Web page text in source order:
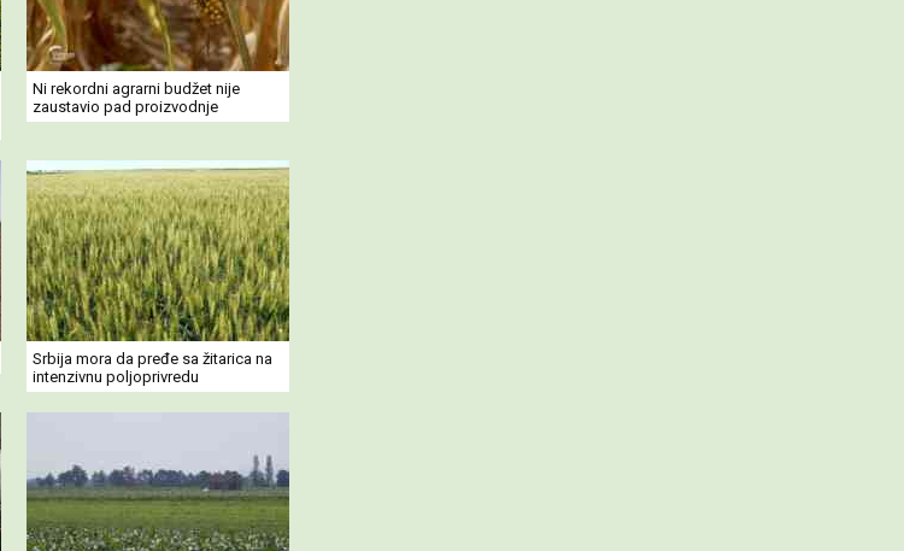
Ni rekordni agrarni budžet nije
zaustavio pad proizvodnje
Srbija mora da pređe sa žitarica na
intenzivnu poljoprivredu